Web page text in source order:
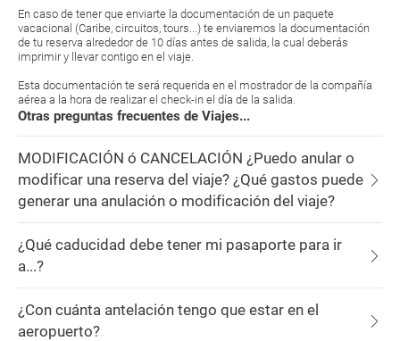
En caso de tener que enviarte la documentación de un paquete
vacacional (Caribe, circuitos, tours...) te enviaremos la documentación
de tu reserva alrededor de 10 días antes de salida, la cual deberás
imprimir y llevar contigo en el viaje.
Esta documentación te será requerida en el mostrador de la compañía
aérea a la hora de realizar el check-in el día de la salida.
Otras preguntas frecuentes de Viajes...
MODIFICACIÓN ó CANCELACIÓN ¿Puedo anular o
modificar una reserva del viaje? ¿Qué gastos puede
generar una anulación o modificación del viaje?
¿Qué caducidad debe tener mi pasaporte para ir
a...?
¿Con cuánta antelación tengo que estar en el
aeropuerto?